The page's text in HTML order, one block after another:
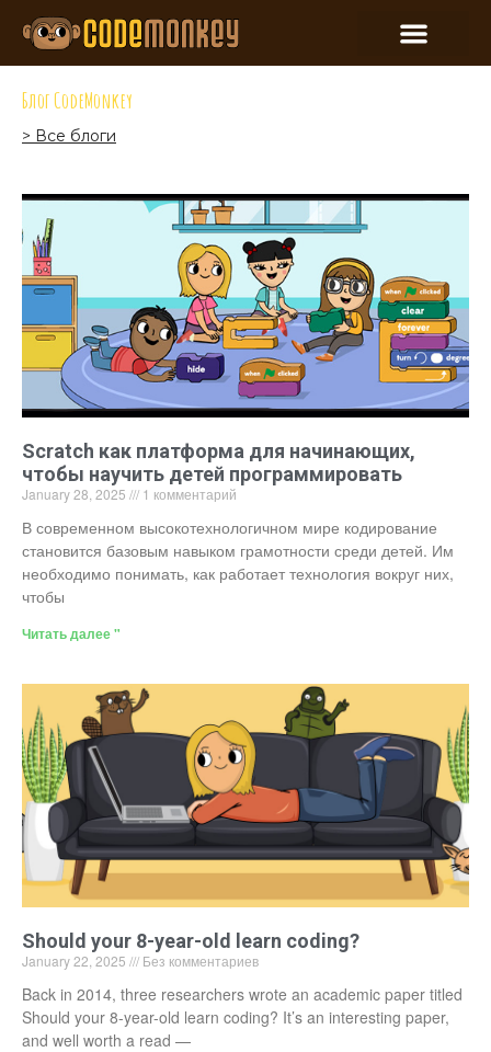
Блог CodeMonkey
> Все блоги
Scratch как платформа для начинающих,
чтобы научить детей программировать
January 28, 2025 1 комментарий
В современном высокотехнологичном мире кодирование
становится базовым навыком грамотности среди детей. Им
необходимо понимать, как работает технология вокруг них,
чтобы
Читать далее "
Should your 8-year-old learn coding?
January 22, 2025 Без комментариев
Back in 2014, three researchers wrote an academic paper titled
Should your 8-year-old learn coding? It’s an interesting paper,
and well worth a read —